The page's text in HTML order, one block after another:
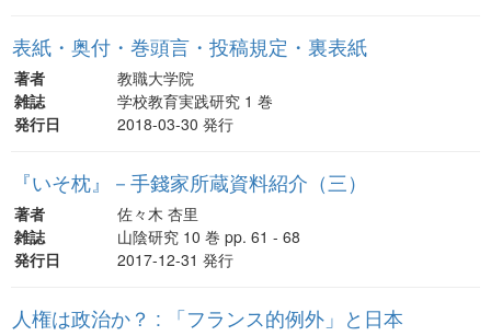
表紙・奥付・巻頭言・投稿規定・裏表紙
著者
教職大学院
雑誌
学校教育実践研究 1 巻
発行日
2018-03-30 発行
『いそ枕』－手錢家所蔵資料紹介（三）
著者
佐々木 杏里
雑誌
山陰研究 10 巻 pp. 61 - 68
発行日
2017-12-31 発行
人権は政治か？ : 「フランス的例外」と日本